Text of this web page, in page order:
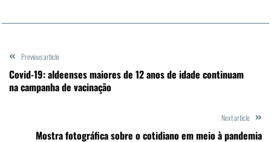
Previous article
Covid-19: aldeenses maiores de 12 anos de idade continuam
na campanha de vacinação
Next article
Mostra fotográfica sobre o cotidiano em meio à pandemia